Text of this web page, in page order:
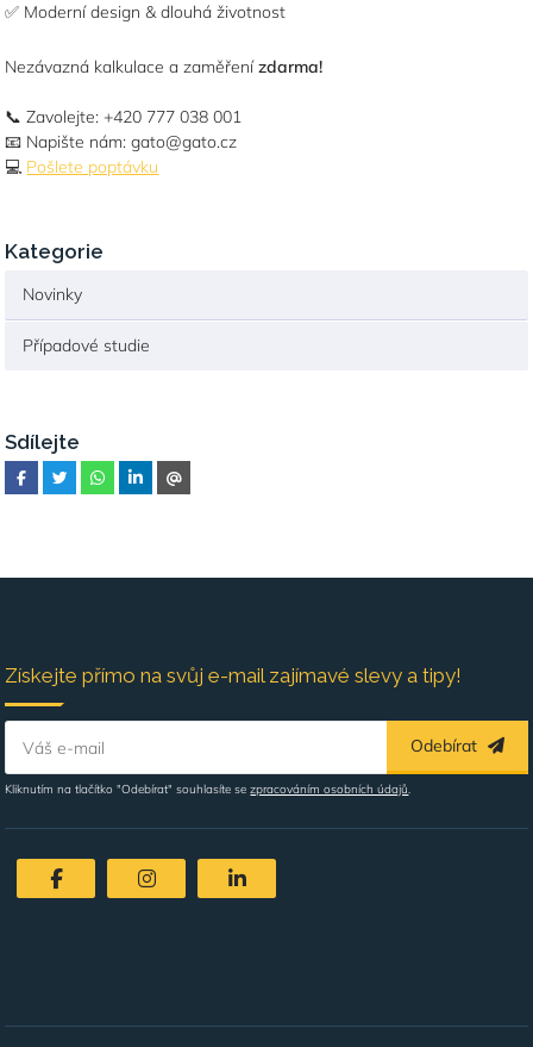
✅ Moderní design & dlouhá životnost
Nezávazná kalkulace a zaměřenízdarma!
📞 Zavolejte: +420 777 038 001
📧 Napište nám: gato@gato.cz
💻 Pošlete poptávku
Kategorie
Novinky
Případové studie
Sdílejte
Získejte přímo na svůj e-mail zajímavé slevy a tipy!
Váš e-mail Odebírat
Kliknutím na tlačítko "Odebírat" souhlasíte sezpracováním osobních údajů.